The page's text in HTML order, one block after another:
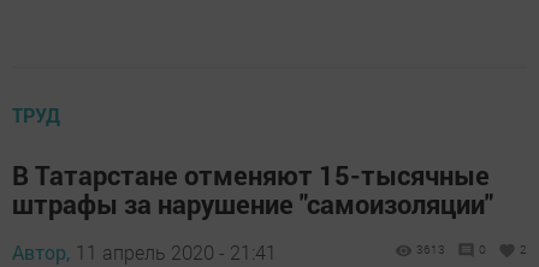
ТРУД
В Татарстане отменяют 15-тысячные
штрафы за нарушение "самоизоляции"
Автор, 11 апрель 2020 - 21:41 3613 0 2